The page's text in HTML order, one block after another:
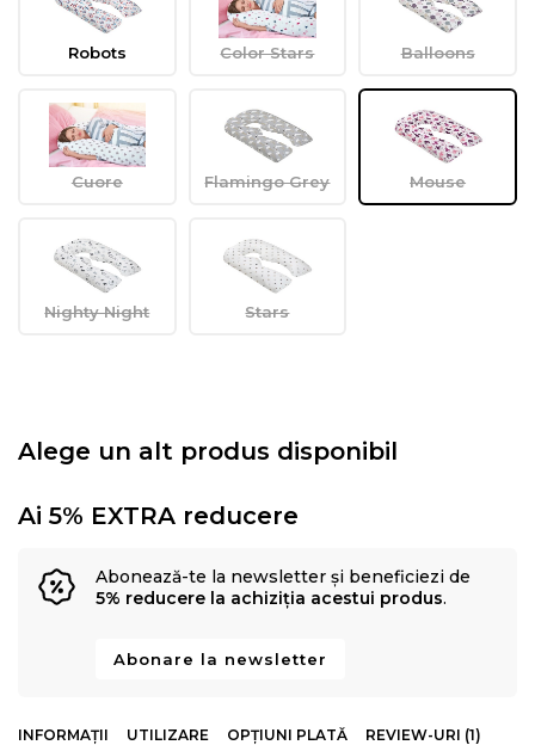
Robots Color Stars Balloons
Cuore Flamingo Grey Mouse
Nighty Night Stars
Alege un alt produs disponibil
Ai 5% EXTRA reducere
Abonează-te la newsletter și beneficiezi de
5% reducere la achiziția acestui produs.
Abonare la newsletter
INFORMAȚII UTILIZARE OPȚIUNI PLATĂ REVIEW-URI (1)